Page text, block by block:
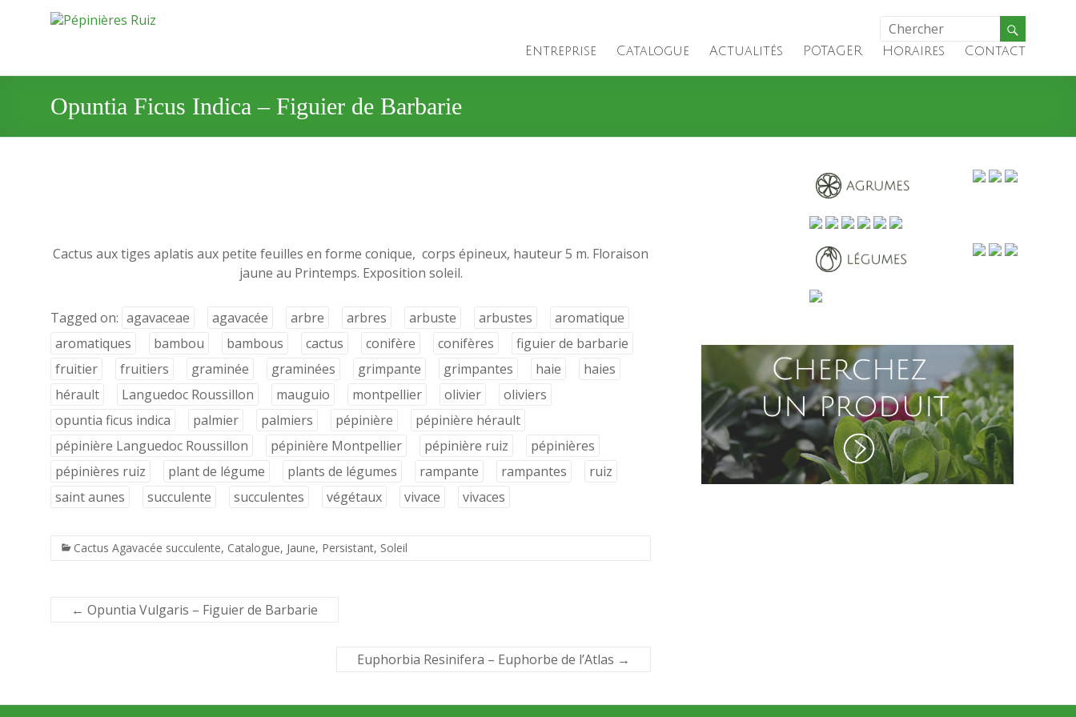
Entreprise Catalogue Actualités POTAGER Horaires Contact
Opuntia Ficus Indica – Figuier de Barbarie
Cactus aux tiges aplatis aux petite feuilles en forme conique, corps épineux, hauteur 5 m. Floraison
jaune au Printemps. Exposition soleil.
Tagged on: agavaceae agavacée arbre arbres arbuste arbustes
aromatique
aromatiques
bambou bambous cactus conifère conifères
figuier de barbarie
fruitier
fruitiers graminée graminées grimpante grimpantes haie
haies
hérault
Languedoc Roussillon mauguio montpellier olivier
oliviers
opuntia ficus indica
palmier palmiers pépinière
pépinière hérault
pépinière Languedoc Roussillon
pépinière Montpellier pépinière ruiz
pépinières
pépinières ruiz
plant de légume plants de légumes rampante rampantes
ruiz
saint aunes
succulente succulentes végétaux vivace vivaces
Cactus Agavacée succulente, Catalogue, Jaune, Persistant, Soleil
← Opuntia Vulgaris – Figuier de Barbarie
Euphorbia Resinifera – Euphorbe de l’Atlas →